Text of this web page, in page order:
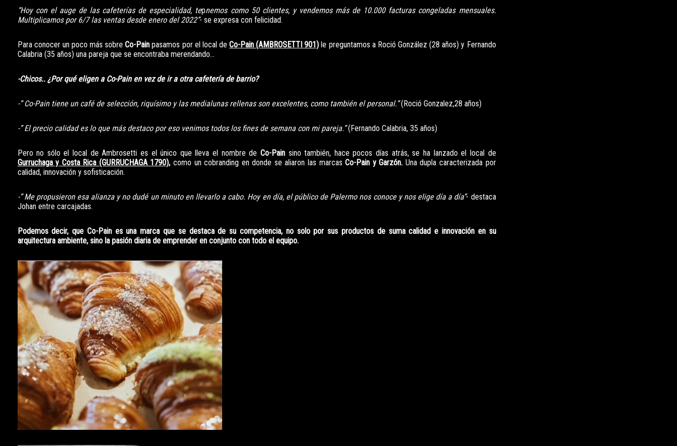
“Hoy con el auge de las cafeterías de especialidad, tepnemos como 50 clientes, y vendemos más de 10.000 facturas congeladas mensuales.
Multiplicamos por 6/7 las ventas desde enero del 2022”- se expresa con felicidad.
Para conocer un poco más sobreCo-Pain pasamos por el local deCo-Pain (AMBROSETTI 901) le preguntamos a Roció González (28 años) y Fernando
Calabria (35 años) una pareja que se encontraba merendando…
-Chicos.. ¿Por qué eligen a Co-Pain en vez de ir a otra cafetería de barrio?
-” Co-Pain tiene un café de selección, riquísimo y las medialunas rellenas son excelentes, como también el personal.”(Roció Gonzalez,28 años)
-” El precio calidad es lo que más destaco por eso venimos todos los fines de semana con mi pareja.”(Fernando Calabria, 35 años)
Pero no sólo el local de Ambrosetti es el único que lleva el nombre de Co-Painsino también, hace pocos días atrás, se ha lanzado el local de
Gurruchaga y Costa Rica (GURRUCHAGA 1790), como un cobranding en donde se aliaron las marcasCo-Pain y Garzón. Una dupla caracterizada por
calidad, innovación y sofisticación.
-” Me propusieron esa alianza y no dudé un minuto en llevarlo a cabo. Hoy en día, el público de Palermo nos conoce y nos elige día a día”- destaca
Johan entre carcajadas.
Podemos decir, que Co-Pain es una marca que se destaca de su competencia, no solo por sus productos de suma calidad e innovación en su
arquitectura ambiente, sino la pasión diaria de emprender en conjunto con todo el equipo.